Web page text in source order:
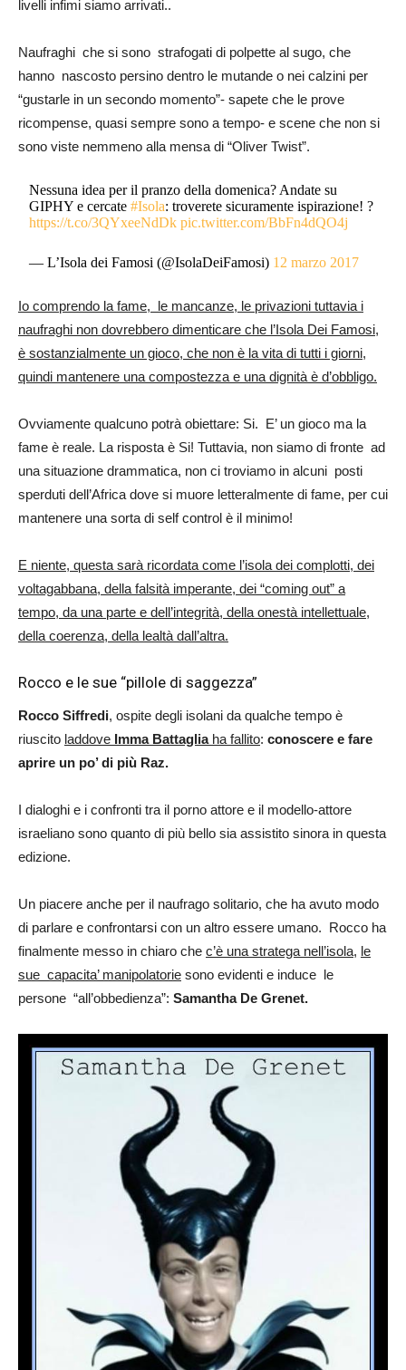
livelli infimi siamo arrivati..
Naufraghi che si sono strafogati di polpette al sugo, che
hanno nascosto persino dentro le mutande o nei calzini per
“gustarle in un secondo momento”- sapete che le prove
ricompense, quasi sempre sono a tempo- e scene che non si
sono viste nemmeno alla mensa di “Oliver Twist”.
Nessuna idea per il pranzo della domenica? Andate su
GIPHY e cercate#Isola: troverete sicuramente ispirazione! ?
https://t.co/3QYxeeNdDk pic.twitter.com/BbFn4dQO4j
— L’Isola dei Famosi (@IsolaDeiFamosi) 12 marzo 2017
Io comprendo la fame, le mancanze, le privazioni tuttavia i
naufraghi non dovrebbero dimenticare che l’Isola Dei Famosi,
è sostanzialmente un gioco, che non è la vita di tutti i giorni,
quindi mantenere una compostezza e una dignità è d’obbligo.
Ovviamente qualcuno potrà obiettare: Si. E’ un gioco ma la
fame è reale. La risposta è Si! Tuttavia, non siamo di fronte ad
una situazione drammatica, non ci troviamo in alcuni posti
sperduti dell’Africa dove si muore letteralmente di fame, per cui
mantenere una sorta di self control è il minimo!
E niente, questa sarà ricordata come l’isola dei complotti, dei
voltagabbana, della falsità imperante, dei “coming out” a
tempo, da una parte e dell’integrità, della onestà intellettuale,
della coerenza, della lealtà dall’altra.
Rocco e le sue “pillole di saggezza”
Rocco Siffredi, ospite degli isolani da qualche tempo è
riuscito laddove Imma Battagliaha fallito: conoscere e fare
aprire un po’ di più Raz.
I dialoghi e i confronti tra il porno attore e il modello-attore
israeliano sono quanto di più bello sia assistito sinora in questa
edizione.
Un piacere anche per il naufrago solitario, che ha avuto modo
di parlare e confrontarsi con un altro essere umano. Rocco ha
finalmente messo in chiaro che c’è una stratega nell’isola, le
sue capacita’ manipolatorie sono evidenti e induce
le
persone “all’obbedienza”: Samantha De Grenet.